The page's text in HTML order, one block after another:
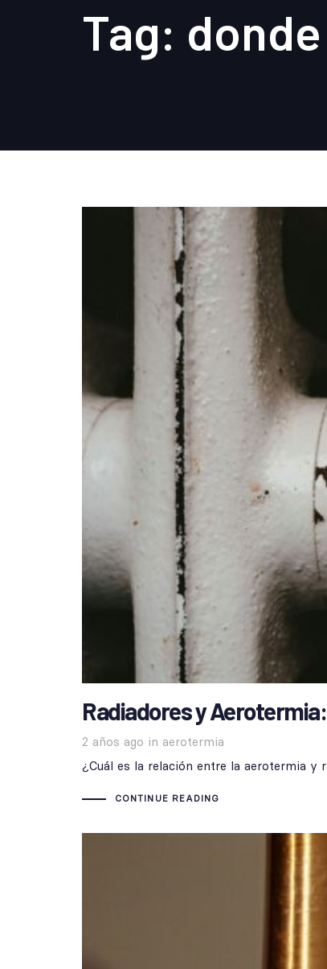
Tag:
Radiadores y
2 años ago in
Tags
aerotermia
¿Cuál es la relación entre la aerotermia y
CONTINUE READING